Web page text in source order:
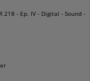
218 - Ep. IV - Digital - Sound -